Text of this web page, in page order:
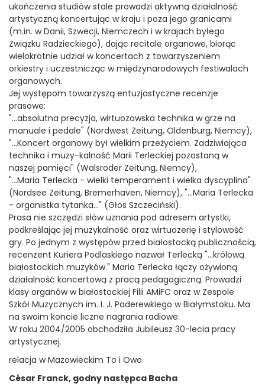
ukończenia studiów stale prowadzi aktywną działalność
artystyczną koncertując w kraju i poza jego granicami
(m.in. w Danii, Szwecji, Niemczech i w krajach byłego
Związku Radzieckiego), dając recitale organowe, biorąc
wielokrotnie udział w koncertach z towarzyszeniem
orkiestry i uczestnicząc w międzynarodowych festiwalach
organowych.
Jej występom towarzyszą entuzjastyczne recenzje
prasowe:
"...absolutna precyzja, wirtuozowska technika w grze na
manuale i pedale" (Nordwest Zeitung, Oldenburg, Niemcy),
"...Koncert organowy był wielkim przeżyciem. Zadziwiająca
technika i muzy-kalność Marii Terleckiej pozostaną w
naszej pamięci" (Walsroder Zeitung, Niemcy),
"...Maria Terlecka - wielki temperament i wielka dyscyplina"
(Nordsee Zeitung, Bremerhaven, Niemcy), "...Maria Terlecka
- organistka tytanka..." (Głos Szczeciński).
Prasa nie szczędzi słów uznania pod adresem artystki,
podkreślając jej muzykalność oraz wirtuozerię i stylowość
gry. Po jednym z występów przed białostocką publicznością,
recenzent Kuriera Podlaskiego nazwał Terlecką "...królową
białostockich muzyków." Maria Terlecka łączy ożywioną
działalność koncertową z pracą pedagogiczną. Prowadzi
klasy organów w białostockiej Filii AMiFC oraz w Zespole
Szkół Muzycznych im. I. J. Paderewkiego w Białymstoku. Ma
na swoim koncie liczne nagrania radiowe.
W roku 2004/2005 obchodziła Jubileusz 30-lecia pracy
artystycznej.
relacja w Mazowieckim To i Owo
César Franck, godny następca Bacha